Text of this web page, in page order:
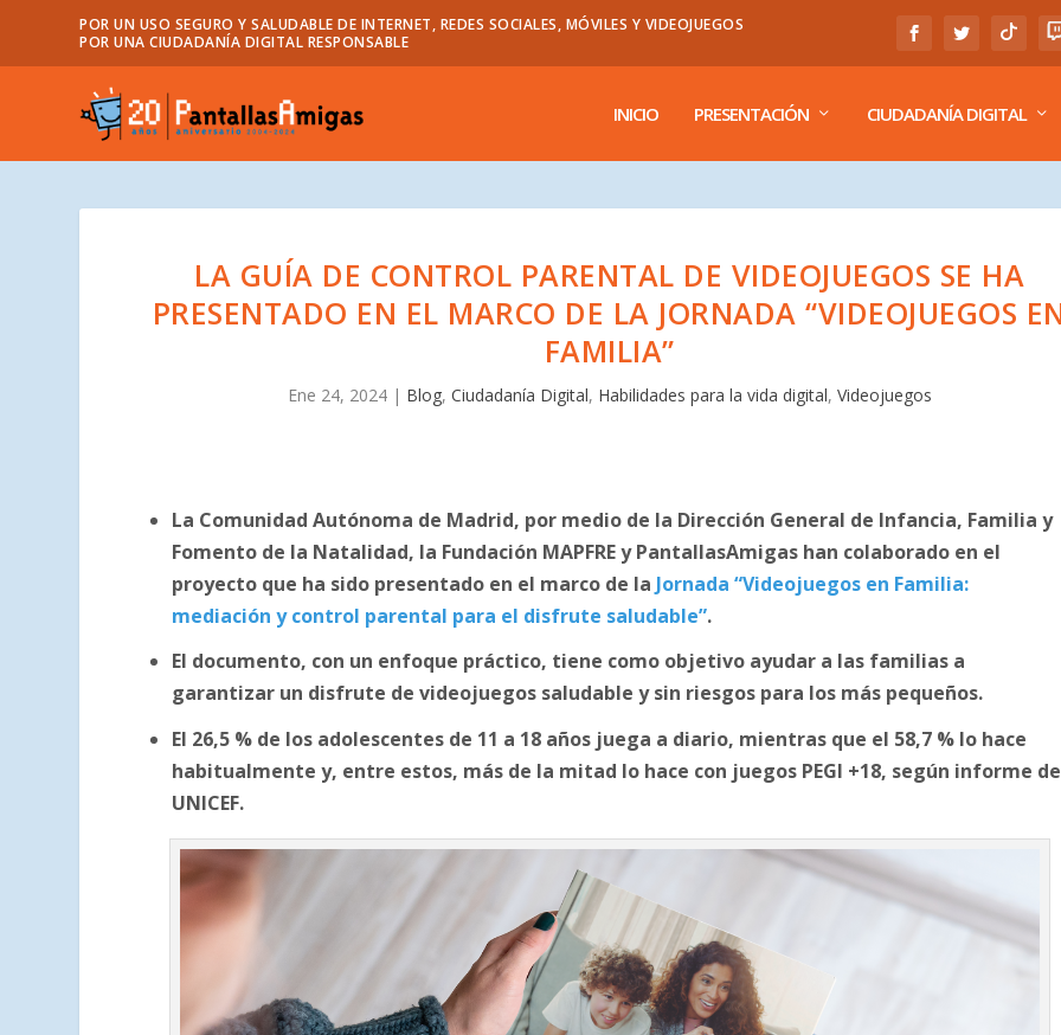
POR UN USO SEGURO Y SALUDABLE DE INTERNET, REDES SOCIALES, MÓVILES Y VIDEOJUEGOS
POR UNA CIUDADANÍA DIGITAL RESPONSABLE
INICIO PRESENTACIÓN CIUDADANÍA DIGITAL
LA GUÍA DE CONTROL PARENTAL DE VIDEOJUEGOS SE HA
PRESENTADO EN EL MARCO DE LA JORNADA “VIDEOJUEGOS
FAMILIA”
Ene 24, 2024| Blog, Ciudadanía Digital, Habilidades para la vida digital, Videojuegos
La Comunidad Autónoma de Madrid, por medio de la Dirección General de Infancia, Familia y
Fomento de la Natalidad, la Fundación MAPFRE y PantallasAmigas han colaborado en el
proyecto que ha sido presentado en el marco de la Jornada “Videojuegos en Familia:
mediación y control parental para el disfrute saludable”.
El documento, con un enfoque práctico, tiene como objetivo ayudar a las familias a
garantizar un disfrute de videojuegos saludable y sin riesgos para los más pequeños.
El 26,5 % de los adolescentes de 11 a 18 años juega a diario, mientras que el 58,7 % lo hace
habitualmente y, entre estos, más de la mitad lo hace con juegos PEGI +18, según informe de
UNICEF.